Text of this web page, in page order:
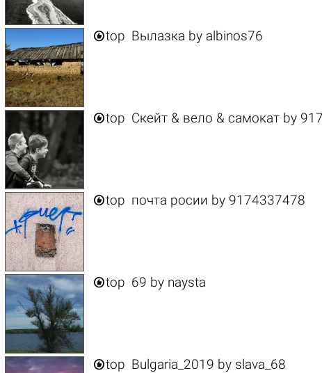
top Вылазка by albinos76
top Скейт & вело & самокат by
top почта росии by 9174337478
top 69 by naysta
top Bulgaria_2019 by slava_68